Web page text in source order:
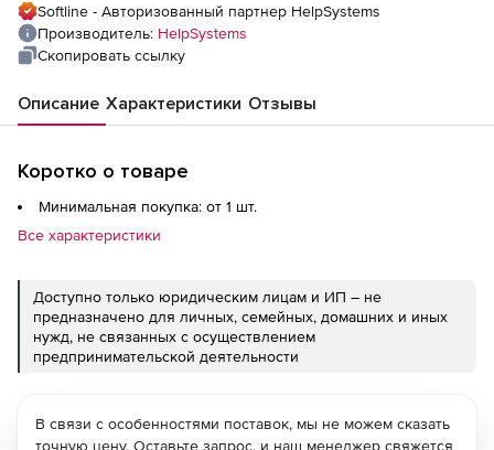
Softline - Авторизованный партнер HelpSystems
Производитель: HelpSystems
Скопировать ссылку
Описание Характеристики Отзывы
Коротко о товаре
Минимальная покупка: от 1 шт.
Все характеристики
Доступно только юридическим лицам и ИП – не
предназначено для личных, семейных, домашних и иных
нужд, не связанных с осуществлением
предпринимательской деятельности
В связи с особенностями поставок, мы не можем сказать
точную цену. Оставьте запрос, и наш менеджер свяжется